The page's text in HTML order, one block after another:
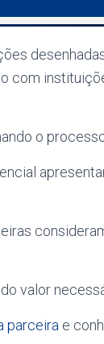
com
o
valor
parceira e